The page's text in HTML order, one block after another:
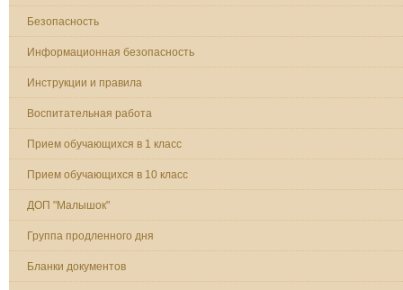
Безопасность
Информационная безопасность
Инструкции и правила
Воспитательная работа
Прием обучающихся в 1 класс
Прием обучающихся в 10 класс
ДОП "Малышок"
Группа продленного дня
Бланки документов